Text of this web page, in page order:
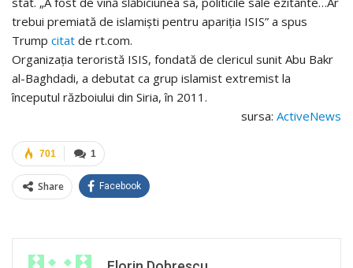
trebui premiată de islamiști pentru apariția ISIS” a spus
Trump citat de rt.com.
Organizația teroristă ISIS, fondată de clericul sunit Abu Bakr
al-Baghdadi, a debutat ca grup islamist extremist la
începutul războiului din Siria, în 2011.
sursa: ActiveNews
1
701
Share Facebook